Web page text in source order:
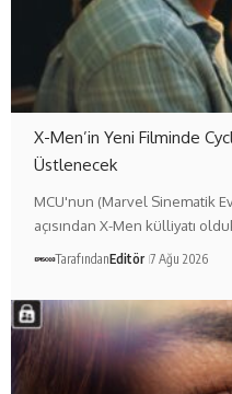
X-Men’in Yeni Filminde
Üstlenecek
MCU'nun (Marvel Sinematik
açısından X-Men külliyatı
TarafındanEditör 7 Ağu 2026